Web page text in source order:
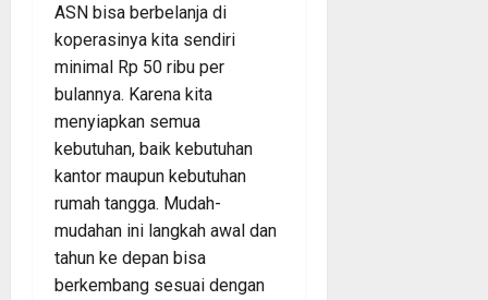
ASN bisa berbelanja di
koperasinya kita sendiri
minimal Rp 50 ribu per
bulannya. Karena kita
menyiapkan semua
kebutuhan, baik kebutuhan
kantor maupun kebutuhan
rumah tangga. Mudah-
mudahan ini langkah awal dan
tahun ke depan bisa
berkembang sesuai dengan